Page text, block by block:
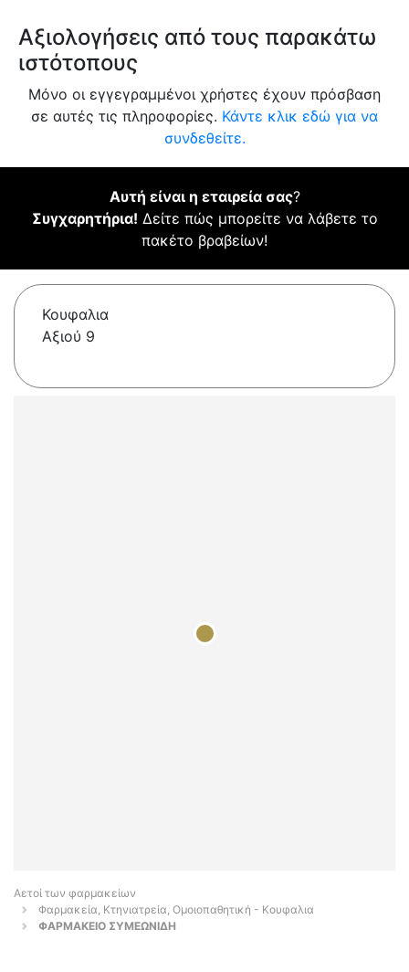
Αξιολογήσεις από τους παρακάτω
ιστότοπους
Μόνο οι εγγεγραμμένοι χρήστες έχουν πρόσβαση
σε αυτές τις πληροφορίες. Κάντε κλικ εδώ για να
συνδεθείτε.
Αυτή είναι η εταιρεία σας?
Συγχαρητήρια! Δείτε πώς μπορείτε να λάβετε το
πακέτο βραβείων!
Κουφαλια
Αξιού 9
Αετοί των φαρμακείων
Φαρμακεία, Κτηνιατρεία, Ομοιοπαθητική - Κουφαλια
ΦΑΡΜΑΚΕΙΟ ΣΥΜΕΩΝΙΔΗ